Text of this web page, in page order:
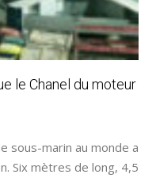
le Chanel du moteur
sous-marin au monde a
Six mètres de long, 4,5